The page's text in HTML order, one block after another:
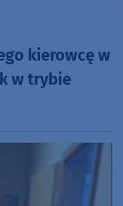
kierowcę w
w trybie